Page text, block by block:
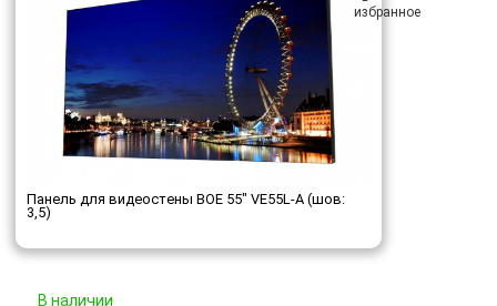
Панель для видеостены BOE 55" VE55L-A (шов:
3,5)
В наличии